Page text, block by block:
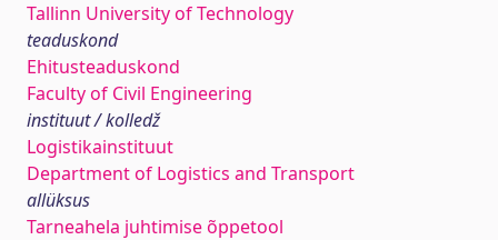
Tallinn University of Technology
teaduskond
Ehitusteaduskond
Faculty of Civil Engineering
instituut / kolledž
Logistikainstituut
Department of Logistics and Transport
allüksus
Tarneahela juhtimise õppetool